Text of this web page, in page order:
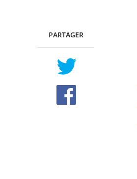
PARTAGER
TWITTER
FACEBOOK